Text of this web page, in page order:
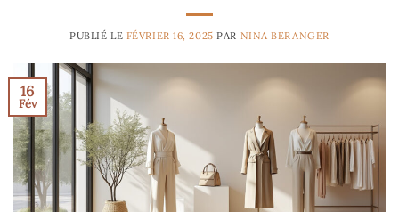
PUBLIÉ LE FÉVRIER 16, 2025 PAR NINA BERANGER
16
Fév